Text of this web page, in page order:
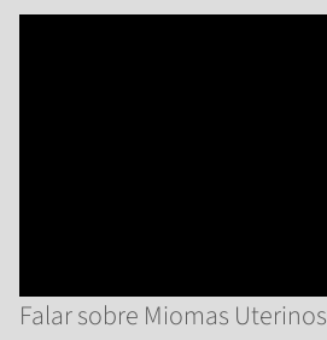
Falar sobre Miomas Uterinos